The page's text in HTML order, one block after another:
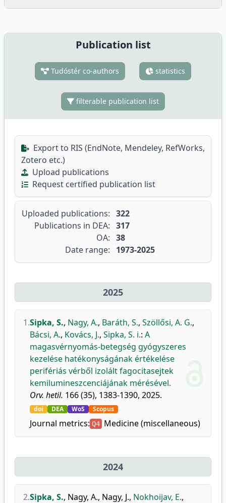
Publication list
Tudóstér co-authors statistics
filterable publication list
Export to RIS (EndNote, Mendeley, RefWorks,
Zotero etc.)
Upload publications
Request certified publication list
Uploaded publications: 322
Publications in DEA: 317
OA: 38
Date range:
1973-2025
2025
1.Sipka, S., Nagy, A., Baráth, S., Szöllősi, A. G.,
Bácsi, A., Kovács, J., Sipka, S. i.: A
magasvérnyomás-betegség gyógyszeres
kezelése hatékonyságának értékelése
perifériás vérből izolált fagocitasejtek
kemilumineszcenciájának mérésével.
Orv. hetil. 166 (35), 1383-1390, 2025.
doi DEA WoS Scopus
Journal metrics: Q4 Medicine (miscellaneous)
2024
2.Sipka, S., Nagy, A., Nagy, J., Nokhoijav, E.,